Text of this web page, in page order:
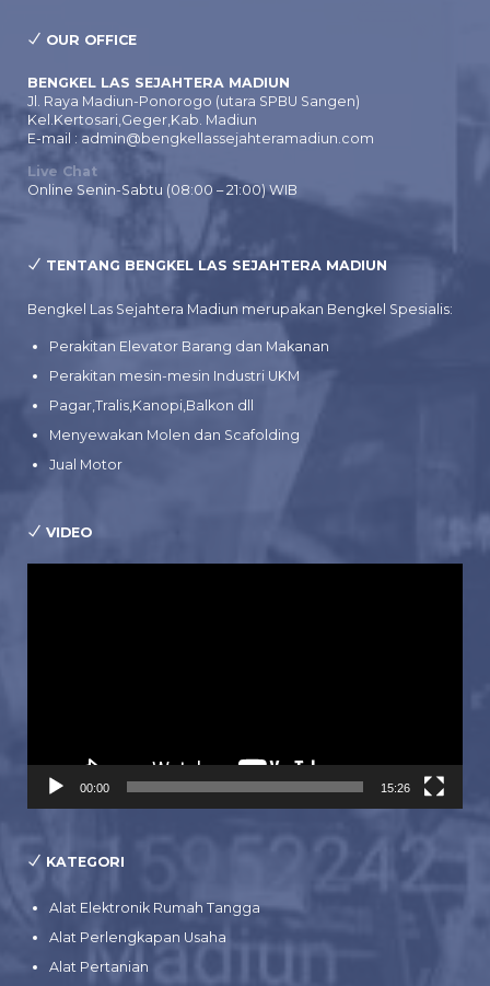
OUR OFFICE
BENGKEL LAS SEJAHTERA MADIUN
Jl. Raya Madiun-Ponorogo (utara SPBU Sangen)
Kel.Kertosari,Geger,Kab. Madiun
E-mail : admin@bengkellassejahteramadiun.com
Live Chat
Online Senin-Sabtu (08:00 – 21:00) WIB
TENTANG BENGKEL LAS SEJAHTERA MADIUN
Bengkel Las Sejahtera Madiun merupakan Bengkel Spesialis:
Perakitan Elevator Barang dan Makanan
Perakitan mesin-mesin Industri UKM
Pagar,Tralis,Kanopi,Balkon dll
Menyewakan Molen dan Scafolding
Jual Motor
VIDEO
00:00 15:26
KATEGORI
Alat Elektronik Rumah Tangga
Alat Perlengkapan Usaha
Alat Pertanian